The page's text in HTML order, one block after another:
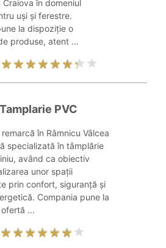
în domeniul
uși și ferestre.
la dispoziție o
produse, atent ...
PVC
în Râmnicu Vâlcea
specializată în tâmplărie
având ca obiectiv
unor spații
prin confort, siguranță și
Compania pune la
...